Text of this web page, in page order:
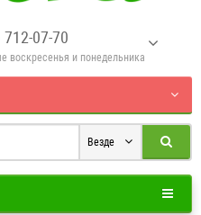
07-70
воскресенья и понедельника
Везде